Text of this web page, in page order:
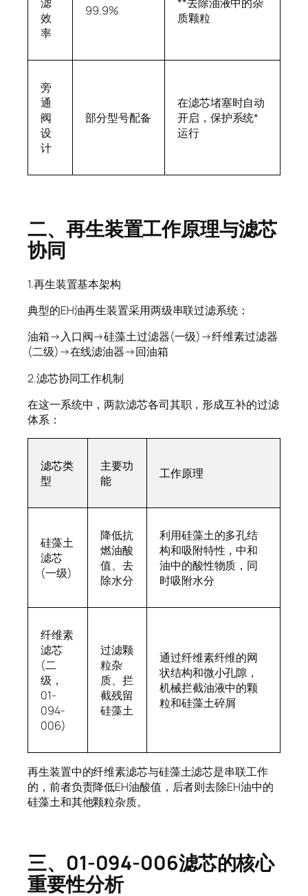
效
率
99.9%
质颗粒
旁
通
阀
设
计
部分型号配备
在滤芯堵塞时自动
开启，保护系统*
运行
二、再生装置工作原理与滤芯
协同
1.再生装置基本架构
典型的EH油再生装置采用两级串联过滤系统：
油箱→入口阀→硅藻土过滤器(一级)→纤维素过滤器
(二级)→在线滤油器→回油箱
2.滤芯协同工作机制
在这一系统中，两款滤芯各司其职，形成互补的过滤
体系：
滤芯类
型
主要功
能
工作原理
硅藻土
滤芯
(一级)
降低抗
燃油酸
值、去
除水分
利用硅藻土的多孔结
构和吸附特性，中和
油中的酸性物质，同
时吸附水分
纤维素
滤芯
(二
级，
01-
094-
006)
过滤颗
粒杂
质、拦
截残留
硅藻土
通过纤维素纤维的网
状结构和微小孔隙，
机械拦截油液中的颗
粒和硅藻土碎屑
再生装置中的纤维素滤芯与硅藻土滤芯是串联工作
的，前者负责降低EH油酸值，后者则去除EH油中的
硅藻土和其他颗粒杂质。
三、01-094-006滤芯的核心
重要性分析